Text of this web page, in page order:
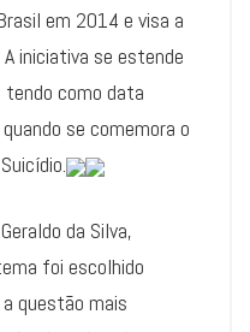
em 2014 e visa a
iniciativa se estende
como data
se comemora o
da Silva,
foi escolhido
questão mais